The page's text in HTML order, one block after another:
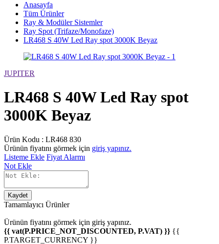
Anasayfa
Tüm Ürünler
Ray & Modüler Sistemler
Ray Spot (Trifaze/Monofaze)
LR468 S 40W Led Ray spot 3000K Beyaz
JUPITER
LR468 S 40W Led Ray spot
3000K Beyaz
Ürün Kodu : LR468 830
Ürünün fiyatını görmek için giriş yapınız.
Listeme Ekle Fiyat Alarmı
Not Ekle
Kaydet
Tamamlayıcı Ürünler
Ürünün fiyatını görmek için giriş yapınız.
{{ vat(P.PRICE_NOT_DISCOUNTED, P.VAT) }} {{
P.TARGET_CURRENCY }}